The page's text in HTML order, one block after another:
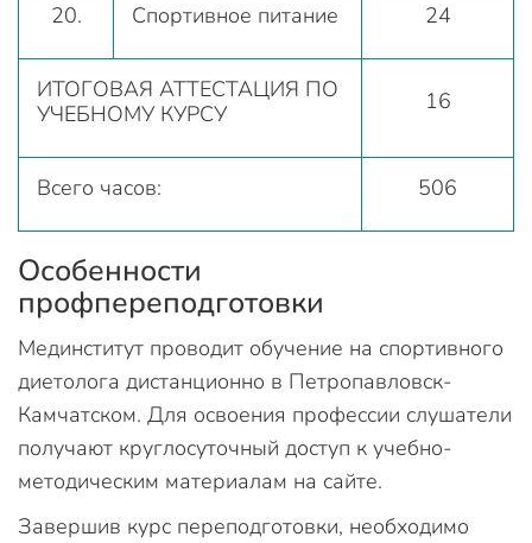
20. Спортивное питание 24
ИТОГОВАЯ АТТЕСТАЦИЯ ПО
УЧЕБНОМУ КУРСУ
16
Всего часов: 506
Особенности
профпереподготовки
Мединститут проводит обучение на спортивного
диетолога дистанционно в Петропавловск-
Камчатском. Для освоения профессии слушатели
получают круглосуточный доступ к учебно-
методическим материалам на сайте.
Завершив курс переподготовки, необходимо